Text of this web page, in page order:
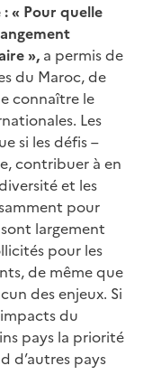
« Pour quelle
», a permis de
du Maroc, de
connaître le
Les
si les défis –
contribuer à en
et les
pour
largement
pour les
de même que
des enjeux. Si
du
pays la priorité
d’autres pays